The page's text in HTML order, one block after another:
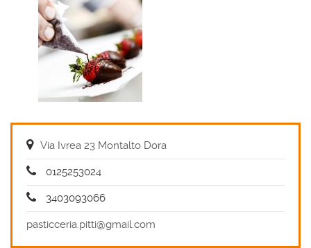
Via Ivrea 23 Montalto Dora
0125253024
3403093066
pasticceria.pitti@gmail.com